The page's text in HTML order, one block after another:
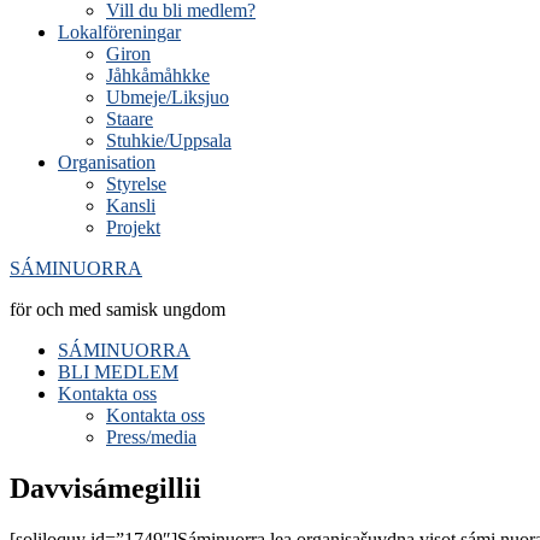
Vill du bli medlem?
Lokalföreningar
Giron
Jåhkåmåhkke
Ubmeje/Liksjuo
Staare
Stuhkie/Uppsala
Organisation
Styrelse
Kansli
Projekt
SÁMINUORRA
för och med samisk ungdom
SÁMINUORRA
BLI MEDLEM
Kontakta oss
Kontakta oss
Press/media
Davvisámegillii